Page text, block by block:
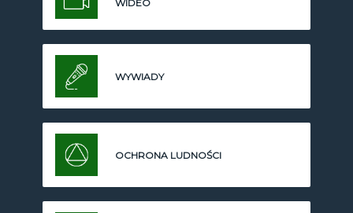
WIDEO
WYWIADY
OCHRONA LUDNOŚCI